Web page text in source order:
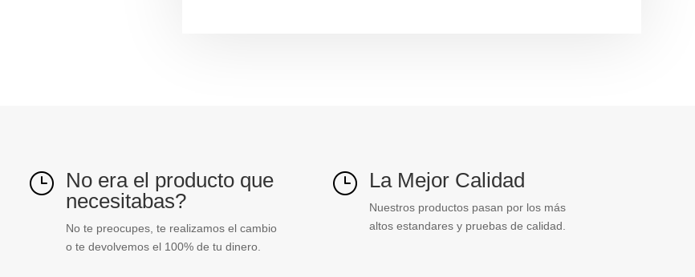
} No era el producto que
necesitabas?
No te preocupes, te realizamos el cambio
o te devolvemos el 100% de tu dinero.
} La Mejor Calidad
Nuestros productos pasan por los más
altos estandares y pruebas de calidad.